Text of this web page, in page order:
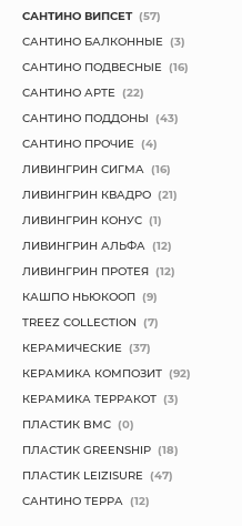
САНТИНО ВИПСЕТ (57)
САНТИНО БАЛКОННЫЕ (3)
САНТИНО ПОДВЕСНЫЕ (16)
САНТИНО АРТЕ (22)
САНТИНО ПОДДОНЫ (43)
САНТИНО ПРОЧИЕ (4)
ЛИВИНГРИН СИГМА (16)
ЛИВИНГРИН КВАДРО (21)
ЛИВИНГРИН КОНУС (1)
ЛИВИНГРИН АЛЬФА (12)
ЛИВИНГРИН ПРОТЕЯ (12)
КАШПО НЬЮКООП (9)
TREEZ COLLECTION (7)
КЕРАМИЧЕСКИЕ (37)
КЕРАМИКА КОМПОЗИТ (92)
КЕРАМИКА ТЕРРАКОТ (3)
ПЛАСТИК BMC (0)
ПЛАСТИК GREENSHIP (18)
ПЛАСТИК LEIZISURE (47)
САНТИНО ТЕРРА (12)